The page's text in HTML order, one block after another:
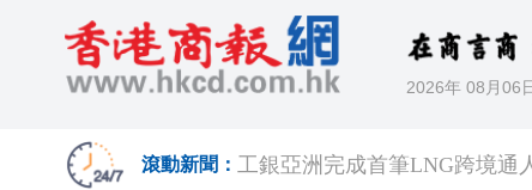
2026年 08月06
滾動新聞： 工銀亞洲完成首筆LNG跨境通